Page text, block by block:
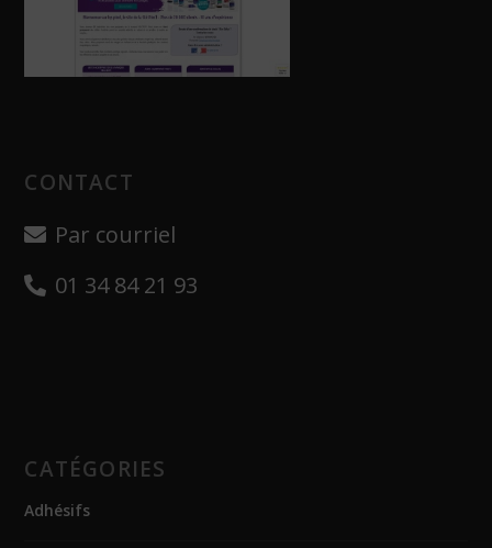
CONTACT
Par courriel
01 34 84 21 93
CATÉGORIES
Adhésifs